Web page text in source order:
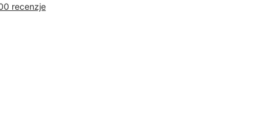
recenzje